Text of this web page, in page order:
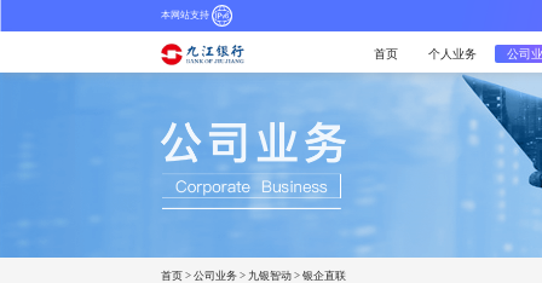
本网站支持
首页 个人业务 公司
首页 > 公司业务 > 九银智动 > 银企直联